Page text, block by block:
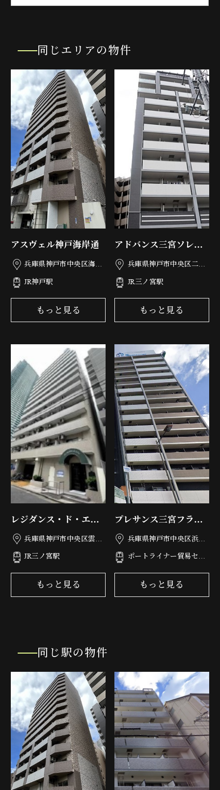
同じエリアの物件
アスヴェル神戸海岸通
兵庫県神戸市中央区海岸
JR神戸駅
もっと見る
アドバンス三宮ソレイ
ユ 兵庫県神戸市中央区二宮
JR三ノ宮駅
もっと見る
レジダンス・ド・エリ
ール兵庫県神戸市中央区雲井
JR三ノ宮駅
もっと見る
プレサンス三宮フラワ
ーロード
兵庫県神戸市中央区浜辺
ポートライナー貿易セン
もっと見る
同じ駅の物件